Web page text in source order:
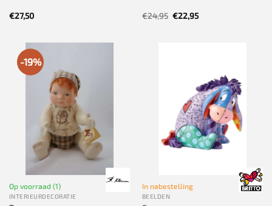
€27,50 €24,95 Oorspronkelijke
prijs
€22,95Huidige
-19%
Op voorraad (1)
INTERIEURDECORATIE
In nabestelling
BEELDEN